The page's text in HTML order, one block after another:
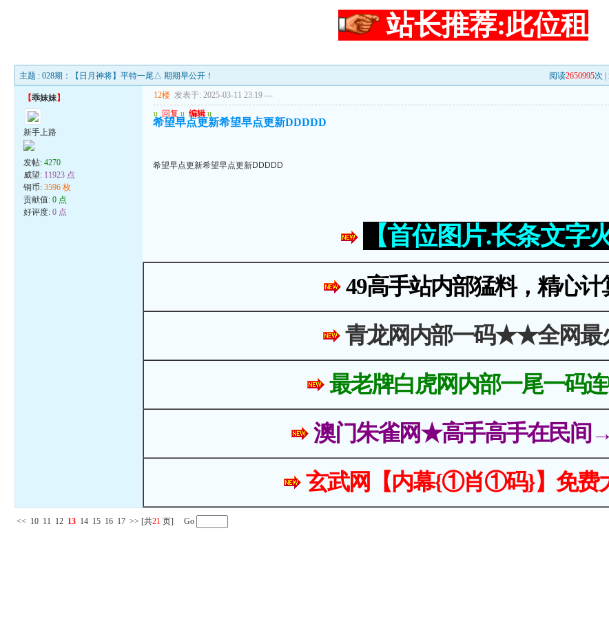
站长推荐:此位租
主题 : 028期：【日月神将】平特一尾△ 期期早公开！ 阅读2650995次 |
【乖妹妹】
新手上路
发帖:4270
威望: 11923 点
铜币:3596 枚
贡献值:0 点
好评度:0 点
12楼 发表于: 2025-03-11 23:19 ---
u 回复 u 编辑 u
希望早点更新希望早点更新DDDDD
希望早点更新希望早点更新DDDDD
【首位图片.长条文字
49高手站内部猛料，精心
青龙网内部一码★★全网最
最老牌白虎网内部一尾一码
澳门朱雀网★高手高手在民间
玄武网【内幕{①肖①码}】免费
<< 10 11 12 13 14 15 16 17 >> [共21 页] Go